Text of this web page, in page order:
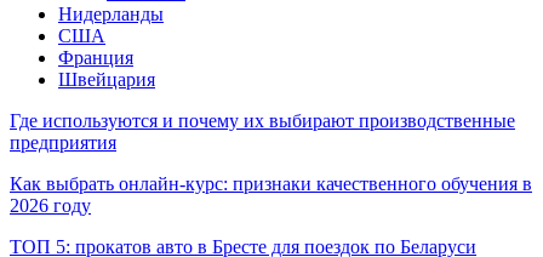
Нидерланды
США
Франция
Швейцария
Где используются и почему их выбирают производственные
предприятия
Как выбрать онлайн-курс: признаки качественного обучения в
2026 году
ТОП 5: прокатов авто в Бресте для поездок по Беларуси